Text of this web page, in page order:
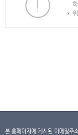
본 홈페이지에 게시된 이메일주